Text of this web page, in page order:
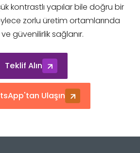
kontrastlı yapılar bile doğru bir
zorlu üretim ortamlarında
güvenilirlik sağlanır.
Teklif Alın
Ulaşın